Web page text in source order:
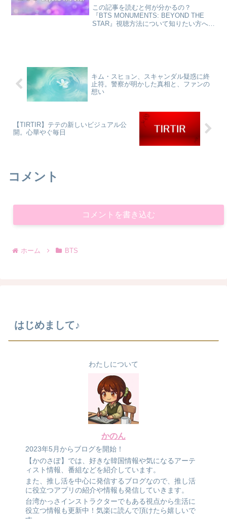
とめ
この記事を読むと何が分かるの？
『BTS MONUMENTS: BEYOND THE
STAR』視聴方法について知りたい方への
キム・スヒョン、スキャンダル疑惑に終
止符。警察が明かした真相と、ファンの
想い
【TIRTIR】テテの新しいビジュアル公
開。心華やぐ毎日
コメント
コメントを書き込む
ホーム BTS
はじめまして♪
わたしについて
かのん
2023年5月からブログを開始！
【かのさぽ】では、好きな韓国情報や気になるアーテ
ィスト情報、番組などを紹介しています。
また、推し活を中心に発信するブログなので、推し活
に役立つアプリの紹介や情報も発信していきます。
台湾かっさインストラクターでもある視点から生活に
役立つ情報も更新中！気楽に読んで頂けたら嬉しいで